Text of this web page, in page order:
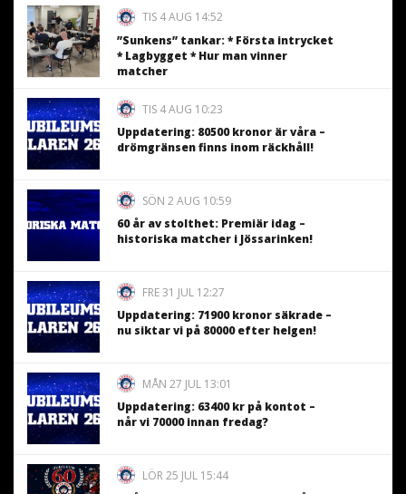
TIS 4 AUG 14:52
”Sunkens” tankar: * Första intrycket
* Lagbygget * Hur man vinner
matcher
TIS 4 AUG 10:23
Uppdatering: 80500 kronor är våra –
drömgränsen finns inom räckhåll!
SÖN 2 AUG 10:59
60 år av stolthet: Premiär idag –
historiska matcher i Jössarinken!
FRE 31 JUL 12:27
Uppdatering: 71900 kronor säkrade –
nu siktar vi på 80000 efter helgen!
MÅN 27 JUL 13:01
Uppdatering: 63400 kr på kontot –
når vi 70000 innan fredag?
LÖR 25 JUL 15:44